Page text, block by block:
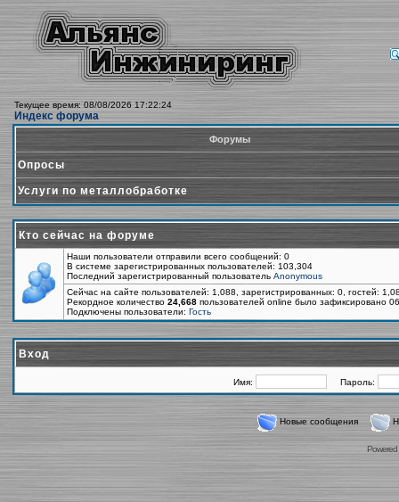
Текущее время: 08/08/2026 17:22:24
Индекс форума
Форумы
Опросы
Услуги по металлобработке
Кто сейчас на форуме
Наши пользователи отправили всего сообщений: 0
В системе зарегистрированных пользователей: 103,304
Последний зарегистрированный пользователь Anonymous
Сейчас на сайте пользователей: 1,088, зарегистрированных: 0, гостей:
Рекордное количество 24,668 пользователей online было зафиксировано
Подключены пользователи: Гость
Вход
Имя: Пароль:
Новые сообщения